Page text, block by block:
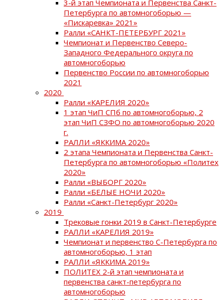
3-й этап Чемпионата и Первенства Санкт-
Петербурга по автомногоборью —
«Пискаревка» 2021»
Ралли «САНКТ-ПЕТЕРБУРГ 2021»
Чемпионат и Первенство Северо-
Западного Федерального округа по
автомногоборью
Первенство России по автомногоборью
2021
2020
Ралли «КАРЕЛИЯ 2020»
1 этап ЧиП СПб по автомногоборью, 2
этап ЧиП СЗФО по автомногоборью 2020
г.
РАЛЛИ «ЯККИМА 2020»
2 этапа Чемпионата и Первенства Санкт-
Петербурга по автомногоборью «Политех
2020»
Ралли «ВЫБОРГ 2020»
Ралли «БЕЛЫЕ НОЧИ 2020»
Ралли «Санкт-Петербург 2020»
2019
Трековые гонки 2019 в Санкт-Петербурге
РАЛЛИ «КАРЕЛИЯ 2019»
Чемпионат и первенство С-Петербурга по
автомногоборью, 1 этап
РАЛЛИ «ЯККИМА 2019»
ПОЛИТЕХ 2-й этап чемпионата и
первенства санкт-петербурга по
автомногоборью